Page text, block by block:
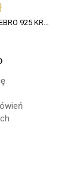
WISIOREK SREBRO 925 KRZYŻ BURSZTYN KONIAK